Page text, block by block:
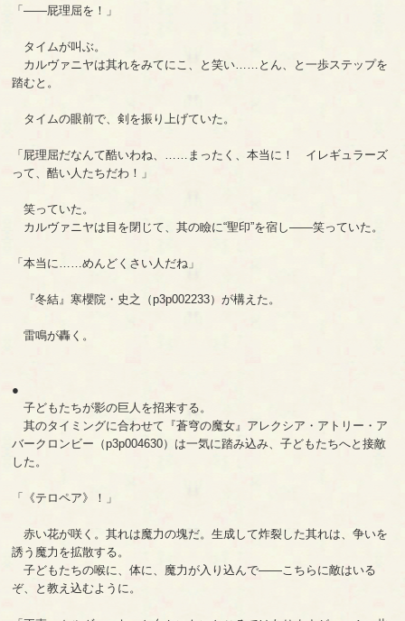
「――屁理屈を！」
タイムが叫ぶ。
カルヴァニヤは其れをみてにこ、と笑い……とん、と一歩ステップを
踏むと。
タイムの眼前で、剣を振り上げていた。
「屁理屈だなんて酷いわね、……まったく、本当に！ イレギュラーズ
って、酷い人たちだわ！」
笑っていた。
カルヴァニヤは目を閉じて、其の瞼に“聖印”を宿し――笑っていた。
「本当に……めんどくさい人だね」
『冬結』寒櫻院・史之（p3p002233）が構えた。
雷鳴が轟く。
●
子どもたちが影の巨人を招来する。
其のタイミングに合わせて『蒼穹の魔女』アレクシア・アトリー・ア
バークロンビー（p3p004630）は一気に踏み込み、子どもたちへと接敵
した。
「《テロペア》！」
赤い花が咲く。其れは魔力の塊だ。生成して炸裂した其れは、争いを
誘う魔力を拡散する。
子どもたちの喉に、体に、魔力が入り込んで――こちらに敵はいる
ぞ、と教え込むように。